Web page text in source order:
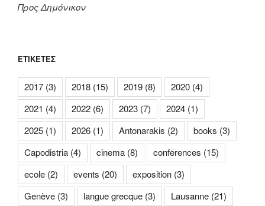
Προς Δημόνικον
ΕΤΙΚΈΤΕΣ
2017 (3) 2018 (15) 2019 (8) 2020 (4)
2021 (4) 2022 (6) 2023 (7) 2024 (1)
2025 (1) 2026 (1) Antonarakis (2) books (3)
Capodistria (4) cinema (8) conferences (15)
ecole (2) events (20) exposition (3)
Genève (3) langue grecque (3) Lausanne (21)